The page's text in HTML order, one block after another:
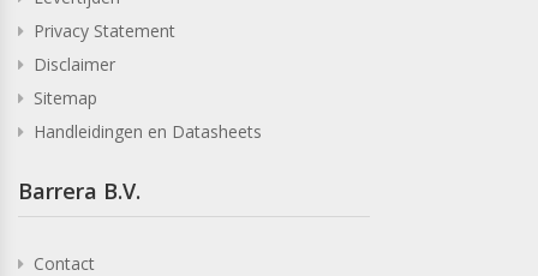
Privacy Statement
Disclaimer
Sitemap
Handleidingen en Datasheets
Barrera B.V.
Contact